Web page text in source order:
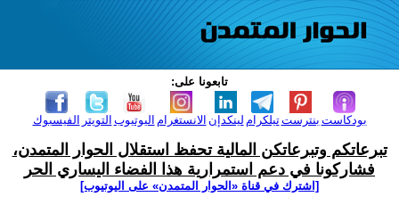
تابعونا على:
الفيسبوك التويتر اليوتيوب الانستغرام لينكدإن تيلكرامبنترست بودكاست
تبرعاتكم وتبرعاتكن المالية تحفظ استقلال الحوار المتمدن،
فشاركونا في دعم استمرارية هذا الفضاء اليساري الحر
[اشترك في قناة ‫«الحوار المتمدن» على اليوتيوب]